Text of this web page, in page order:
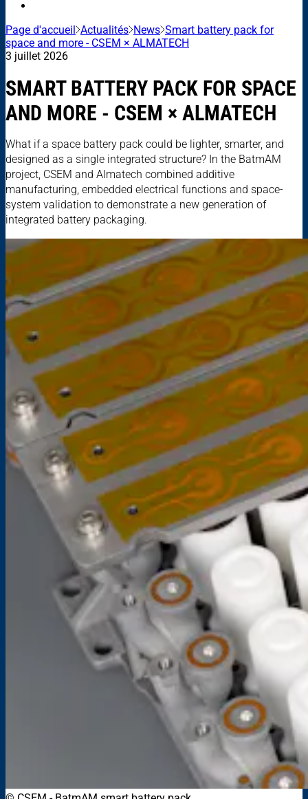
Page d'accueil Actualités News Smart battery pack for
space and more - CSEM × ALMATECH
3 juillet 2026
SMART BATTERY PACK FOR SPACE
AND MORE - CSEM × ALMATECH
What if a space battery pack could be lighter, smarter, and
designed as a single integrated structure? In the BatmAM
project, CSEM and Almatech combined additive
manufacturing, embedded electrical functions and space-
system validation to demonstrate a new generation of
integrated battery packaging.